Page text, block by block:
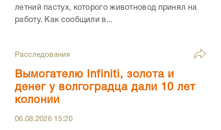
летний пастух, которого животновод принял на
работу. Как сообщили в...
Расследования
Вымогателю Infiniti, золота и
денег у волгоградца дали 10 лет
колонии
06.08.2026 15:20